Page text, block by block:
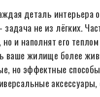
деталь интерьера
не из лёгких.
и наполнят его
ваше жилище более
но эффектные